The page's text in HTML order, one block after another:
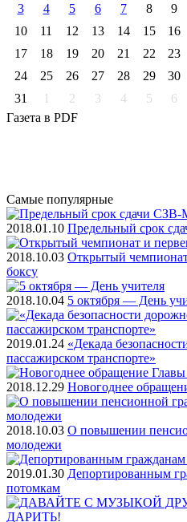
3
4 5 6 7 8
9
10
11 12 13 14 15
16
17
18 19 20 21 22
23
24
25 26 27 28 29
30
31
1 2 3 4 5
6
Газета в PDF
Самые популярные
2018.01.10 Предельный срок
2018.10.03 Открытый
боксу
2018.10.04 5 октября — День
2019.01.24 «Декада
пассажирском транспорте»
2018.12.29 Новогоднее
2018.10.03 О повышении
молодежи
2019.01.30 Депортированным
потомкам